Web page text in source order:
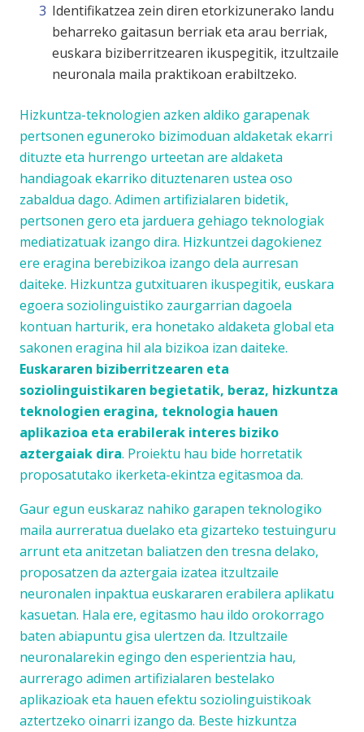
Identifikatzea zein diren etorkizunerako landu
beharreko gaitasun berriak eta arau berriak,
euskara biziberritzearen ikuspegitik, itzultzaile
neuronala maila praktikoan erabiltzeko.
Hizkuntza-teknologien azken aldiko garapenak
pertsonen eguneroko bizimoduan aldaketak ekarri
dituzte eta hurrengo urteetan are aldaketa
handiagoak ekarriko dituztenaren ustea oso
zabaldua dago. Adimen artifizialaren bidetik,
pertsonen gero eta jarduera gehiago teknologiak
mediatizatuak izango dira. Hizkuntzei dagokienez
ere eragina berebizikoa izango dela aurresan
daiteke. Hizkuntza gutxituaren ikuspegitik, euskara
egoera soziolinguistiko zaurgarrian dagoela
kontuan harturik, era honetako aldaketa global eta
sakonen eragina hil ala bizikoa izan daiteke.
Euskararen biziberritzearen eta
soziolinguistikaren begietatik, beraz, hizkuntza
teknologien eragina, teknologia hauen
aplikazioa eta erabilerak interes biziko
aztergaiak dira. Proiektu hau bide horretatik
proposatutako ikerketa-ekintza egitasmoa da.
Gaur egun euskaraz nahiko garapen teknologiko
maila aurreratua duelako eta gizarteko testuinguru
arrunt eta anitzetan baliatzen den tresna delako,
proposatzen da aztergaia izatea itzultzaile
neuronalen inpaktua euskararen erabilera aplikatu
kasuetan. Hala ere, egitasmo hau ildo orokorrago
baten abiapuntu gisa ulertzen da. Itzultzaile
neuronalarekin egingo den esperientzia hau,
aurrerago adimen artifizialaren bestelako
aplikazioak eta hauen efektu soziolinguistikoak
aztertzeko oinarri izango da. Beste hizkuntza